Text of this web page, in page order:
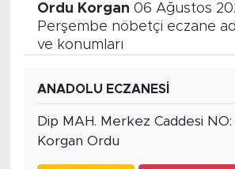
Ordu Korgan 06 Ağustos
Perşembe nöbetçi eczane
ve konumları
ANADOLU ECZANESİ
Dip MAH. Merkez Caddesi
Korgan Ordu